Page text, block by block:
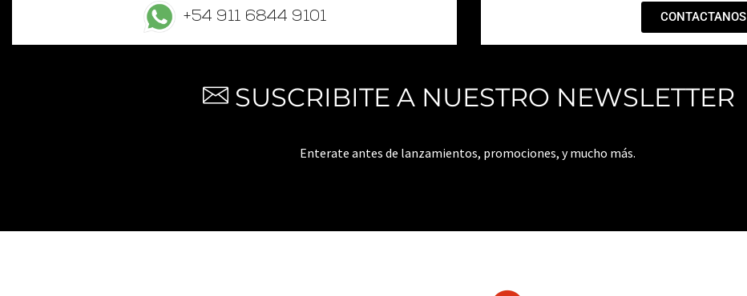
+54 911 6844 9101 CONTACTANOS
SUSCRIBITE A NUESTRO NEWSLETTER
Enterate antes de lanzamientos, promociones, y mucho más.